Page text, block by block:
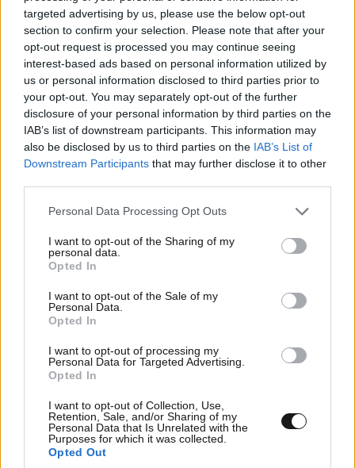
targeted advertising by us, please use the below opt-out
section to confirm your selection. Please note that after your
opt-out request is processed you may continue seeing
interest-based ads based on personal information utilized by
us or personal information disclosed to third parties prior to
your opt-out. You may separately opt-out of the further
disclosure of your personal information by third parties on the
IAB’s list of downstream participants. This information may
also be disclosed by us to third parties on the IAB’s List of
Downstream Participants that may further disclose it to other
Please note that this website/app uses one or more Google
not limited to your visit or usage behaviour. You may click to
grant or deny consent to Google and its third-party tags to
use your data for below specified purposes in below Google
consent section.
Personal Data Processing Opt Outs
I want to opt-out of the Sharing of my
personal data.
Opted In
I want to opt-out of the Sale of my
Personal Data.
Opted In
I want to opt-out of processing my
Personal Data for Targeted Advertising.
Opted In
I want to opt-out of Collection, Use,
Retention, Sale, and/or Sharing of my
Personal Data that Is Unrelated with the
Purposes for which it was collected.
Opted Out
TRENDING
ΟΙΚΟΝΟΜΙΑ08·08·2026 13:03
Ποιοι φορολογούμενοι θα λάβουν email ή
τηλεφώνημα από την ΑΑΔΕ για φορολογικές
εκκρεμότητες